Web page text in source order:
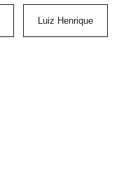
Luiz Henrique